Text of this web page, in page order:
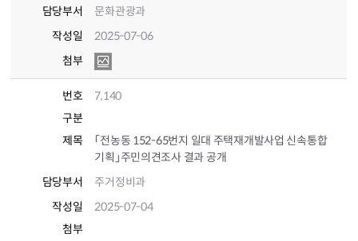
담당부서
문화관광과
작성일
2025-07-06
첨부
번호
7,140
구분
제목
「전농동 152-65번지 일대 주택재개발사업 신속통합
기획」주민의견조사 결과 공개
담당부서
주거정비과
작성일
2025-07-04
첨부